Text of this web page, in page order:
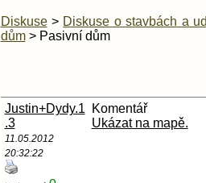
Diskuse> Diskuse o stavbách a
dům> Pasivní dům
Justin+Dydy.1
.3
11.05.2012
20:32:22
Komentář
Ukázat na mapě.